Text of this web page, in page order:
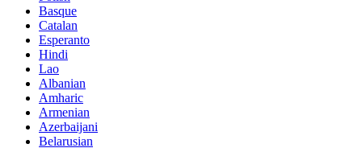
Basque
Catalan
Esperanto
Hindi
Lao
Albanian
Amharic
Armenian
Azerbaijani
Belarusian